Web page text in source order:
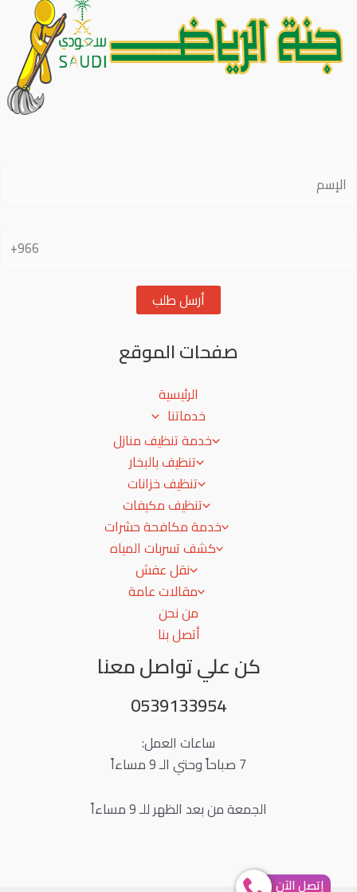
صفحات الموقع
الرئيسية
خدماتنا
خدمة تنظيف منازل
تنظيف بالبخار
تنظيف خزانات
تنظيف مكيفات
خدمة مكافحة حشرات
كشف تسربات المياه
نقل عفش
مقالات عامة
من نحن
أتصل بنا
كن علي تواصل معنا
0539133954
ساعات العمل:
7 صباحاً وحتي الـ 9 مساءاً
الجمعة من بعد الظهر للـ 9 مساءاً
إتصل الآن